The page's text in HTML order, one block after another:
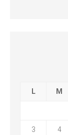
L M
3 4